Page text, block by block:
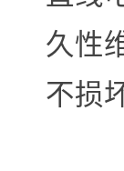
久性
不损